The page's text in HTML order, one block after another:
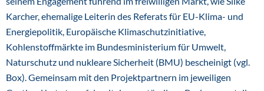
Karcher, ehemalige Leiterin des Referats für EU-Klima- und
Energiepolitik, Europäische Klimaschutzinitiative,
Kohlenstoffmärkte im Bundesministerium für Umwelt,
Naturschutz und nukleare Sicherheit (BMU) bescheinigt (vgl.
Box). Gemeinsam mit den Projektpartnern im jeweiligen